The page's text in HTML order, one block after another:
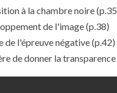
à la chambre noire
de l'image(p.38)
de l'épreuve négative(p.42)
de donner la transparence